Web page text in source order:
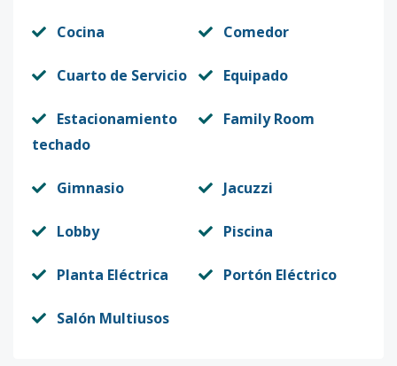
Cocina Comedor
Cuarto de Servicio Equipado
Estacionamiento
techado
Family Room
Gimnasio Jacuzzi
Lobby Piscina
Planta Eléctrica Portón Eléctrico
Salón Multiusos